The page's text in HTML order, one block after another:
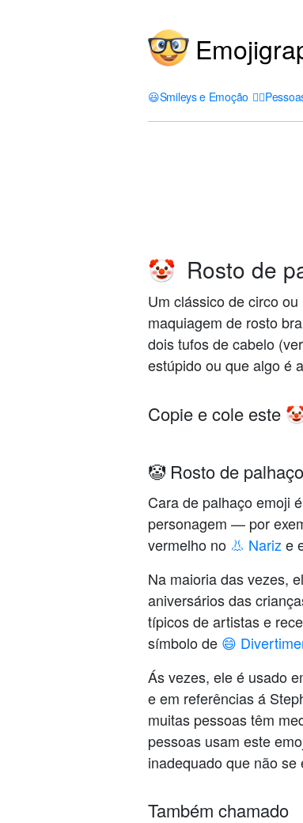
😃Smileys e Emoção 🤦‍♀️
🤡 Rosto de
Um clássico de circo
maquiagem de rosto
dois tufos de cabelo
estúpido ou que algo é
Copie e cole este
🤡 Rosto de
Cara de palhaço emoji
personagem — por
vermelho no 👃 Nariz e
Na maioria das vezes,
aniversários das
típicos de artistas e
símbolo de 😄
Ás vezes, ele é usado
e em referências á
muitas pessoas têm
pessoas usam este
inadequado que não
Também chamado